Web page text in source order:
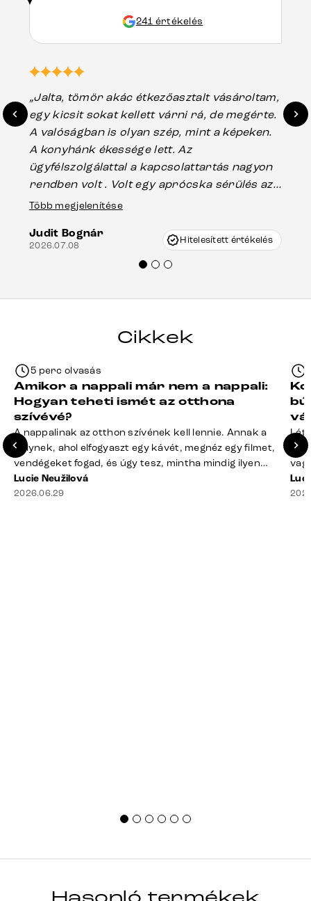
241 értékelés
„Jalta, tömör akác étkezőasztalt vásároltam,
egy kicsit sokat kellett várni rá, de megérte.
A valóságban is olyan szép, mint a képeken.
A konyhánk ékessége lett. Az
ügyfélszolgálattal a kapcsolattartás nagyon
rendben volt . Volt egy aprócska sérülés az
asztal talpánál, ami szállításkor
nagyon korrekten jártak el az ügyemben.
Mindenkinek ajánlani tudom a Delife
Több megjelenítése
Judit Bognár
2026.07.08 Hitelesített értékelés
Cikkek
5 perc olvasás
Amikor a nappali már nem a nappali:
Hogyan teheti ismét az otthona
szívévé?
A nappalinak az otthon szívének kell lennie. Annak a
helynek, ahol elfogyaszt egy kávét, megnéz egy filmet,
vendégeket fogad, és úgy tesz, mintha mindig ilyen
rend lenne. A valóság? A takaró félig a kanapén hever,
a távirányító rejtélyes módon eltűnt, a dohányzóasztal
Lucie Neužilová
2026.06.29